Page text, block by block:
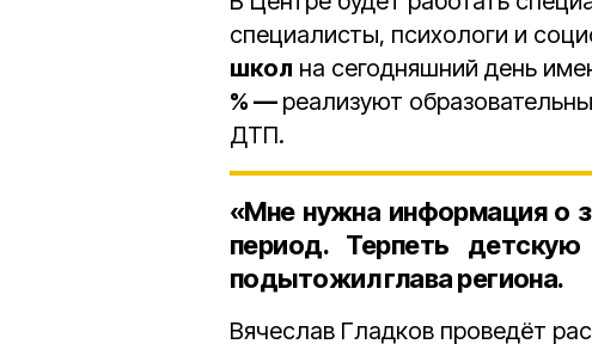
специалисты, психологи и
школ на сегодняшний день
% — реализуют
ДТП.
«Мне нужна информация о
период. Терпеть
подытожил глава региона.
Вячеслав Гладков проведёт